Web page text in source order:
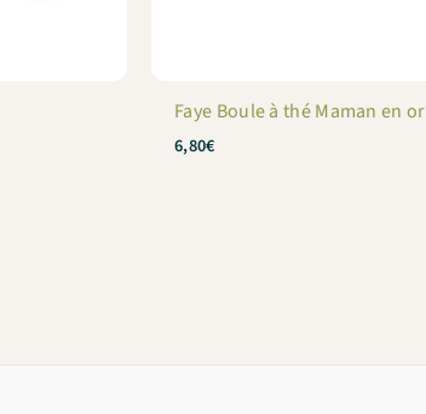
Faye Boule à thé Maman en or
6,80€